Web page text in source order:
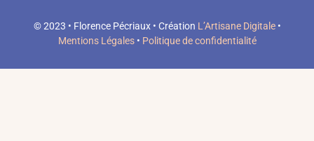
© 2023 • Florence Pécriaux • Création L’Artisane Digitale•
Mentions Légales• Politique de confidentialité